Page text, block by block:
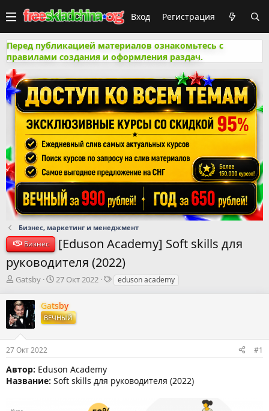
Вход Регистрация
Перед публикацией материалов ознакомьтесь с
правилами создания и оформления раздач.
Бизнес, маркетинг и менеджмент
Бизнес
[Eduson Academy] Soft skills для
руководителя (2022)
А
т
о
р
м
ы
Gatsby
Д
т
а
н
а
л
а
27 Окт 2022
Тeduson academy
Gatsby
ВЕЧНЫЙ
27 Окт 2022 #1
Автор: Eduson Academy
Название: Soft skills для руководителя (2022)